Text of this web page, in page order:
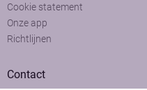
Cookie statement
Onze app
Richtlijnen
Contact